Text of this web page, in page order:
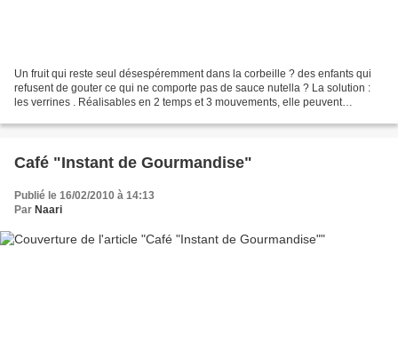
Un fruit qui reste seul désespéremment dans la corbeille ? des enfants qui
refusent de gouter ce qui ne comporte pas de sauce nutella ? La solution :
les verrines . Réalisables en 2 temps et 3 mouvements, elle peuvent
Café "Instant de Gourmandise"
Publié le 16/02/2010 à 14:13
Par Naari